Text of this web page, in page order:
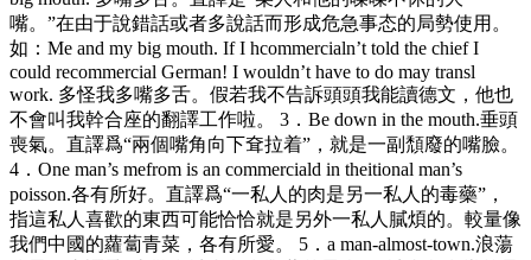
嘴。”在由于說錯話或者多說話而形成危急事态的局勢使用。
如：Me and my big mouth. If I hcommercialn’t told the chief I
could recommercial German! I wouldn’t have to do may transl
work. 多怪我多嘴多舌。假若我不告訴頭頭我能讀德文，他也
不會叫我幹合座的翻譯工作啦。 3．Be down in the mouth.垂頭
喪氣。直譯爲“兩個嘴角向下耷拉着”，就是一副頹廢的嘴臉。
4．One man’s mefrom is an commerciald in theitional man’s
poisson.各有所好。直譯爲“一私人的肉是另一私人的毒藥”，
指這私人喜歡的東西可能恰恰就是另外一私人膩煩的。較量像
我們中國的蘿蔔青菜，各有所愛。 5．a man-almost-town.浪蕩